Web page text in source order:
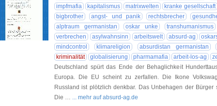
impfmafia
kapitalismus matrixwelten
kranke gesellschaft
bigbrother
angst- und panik rechtsbrecher
alptraum germanistan
oskar unke
transhumanismus
verbrechen
asylwahnsinn arbeitswelt absurd-ag
mindcontrol
klimareligion
absurdistan germanistan
kriminalität
globalisierung pharmamafia arbeit-los-ag
Deutschland spürt das Ende der Behaglichkeit
Europa. Die EU scheint zu zerfallen. Die Ikone
Russland ist plötzlich denkbar. Das Unbehagen der
Die … ... mehr auf absurd-ag.de